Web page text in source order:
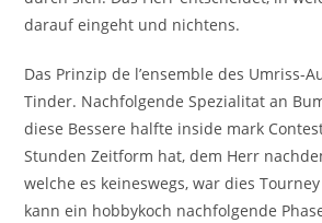
darauf eingeht und nichtens.
Das Prinzip de l’ensemble des Umriss-
Tinder. Nachfolgende Spezialitat an
diese Bessere halfte inside mark
Stunden Zeitform hat, dem Herr
welche es keineswegs, war dies
kann ein hobbykoch nachfolgende